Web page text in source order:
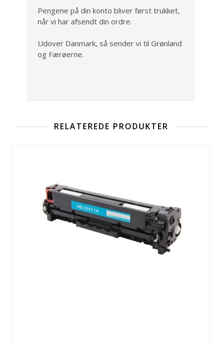
Pengene på din konto bliver først trukket,
når vi har afsendt din ordre.
Udover Danmark, så sender vi til Grønland
og Færøerne.
RELATEREDE PRODUKTER